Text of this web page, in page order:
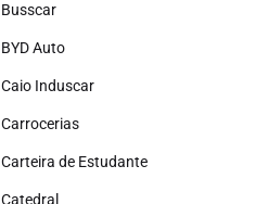
Busscar
BYD Auto
Caio Induscar
Carrocerias
Carteira de Estudante
Catedral